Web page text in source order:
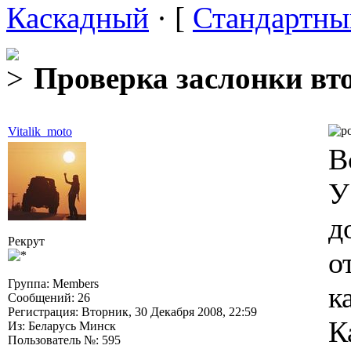
Каскадный · [
Проверка заслонки
Vitalik_moto
Рекрут
Группа: Members
Сообщений: 26
Регистрация: Вторник, 30 Декабря 2008, 22:59
Из: Беларусь Минск
Пользователь №: 595
У